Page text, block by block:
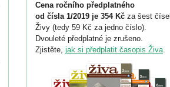
Cena ročního předplatného
od čísla 1/2019 je 354 Kč za šest čísel
Živy (tedy 59 Kč za jedno číslo).
Dvouleté předplatné je zrušeno.
Zjistěte, jak si předplatit časopis Živa.